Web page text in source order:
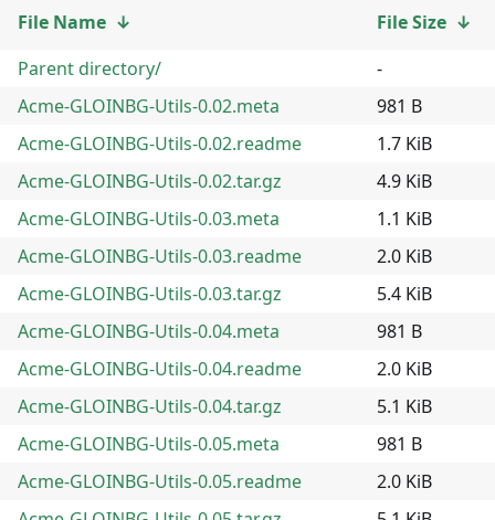
File Name ↓ File Size ↓
Parent directory/
-
Acme-GLOINBG-Utils-0.02.meta
981 B
Acme-GLOINBG-Utils-0.02.readme
1.7 KiB
Acme-GLOINBG-Utils-0.02.tar.gz
4.9 KiB
Acme-GLOINBG-Utils-0.03.meta
1.1 KiB
Acme-GLOINBG-Utils-0.03.readme
2.0 KiB
Acme-GLOINBG-Utils-0.03.tar.gz
5.4 KiB
Acme-GLOINBG-Utils-0.04.meta
981 B
Acme-GLOINBG-Utils-0.04.readme
2.0 KiB
Acme-GLOINBG-Utils-0.04.tar.gz
5.1 KiB
Acme-GLOINBG-Utils-0.05.meta
981 B
Acme-GLOINBG-Utils-0.05.readme
2.0 KiB